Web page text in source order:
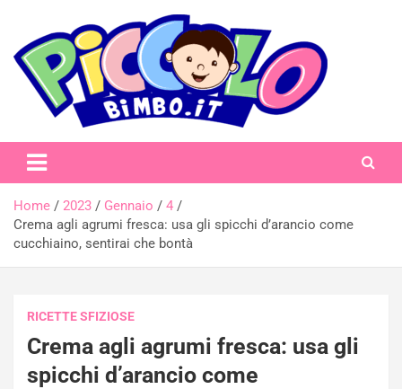
content
piccolobimbo.it
Home 2023 Gennaio
4
Crema agli agrumi fresca: usa gli spicchi d’arancio come
cucchiaino, sentirai che bontà
RICETTE SFIZIOSE
Crema agli agrumi fresca: usa gli
spicchi d’arancio come